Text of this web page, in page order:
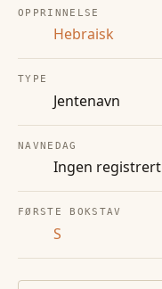
OPPRINNELSE
Hebraisk
TYPE
Jentenavn
NAVNEDAG
Ingen registrert
FØRSTE BOKSTAV
S